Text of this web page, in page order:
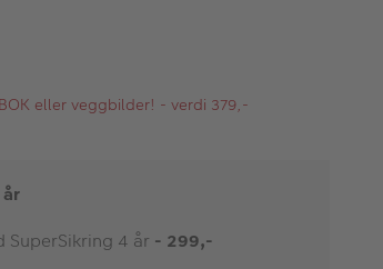
eller veggbilder! - verdi 379,-
SuperSikring 4 år - 299,-